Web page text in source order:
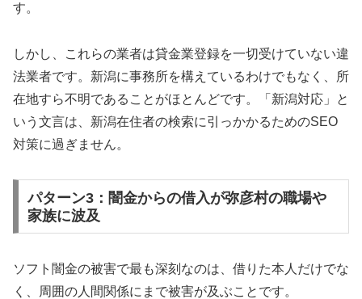
す。
しかし、これらの業者は貸金業登録を一切受けていない違
法業者です。新潟に事務所を構えているわけでもなく、所
在地すら不明であることがほとんどです。「新潟対応」と
いう文言は、新潟在住者の検索に引っかかるためのSEO
対策に過ぎません。
パターン3：闇金からの借入が弥彦村の職場や
家族に波及
ソフト闇金の被害で最も深刻なのは、借りた本人だけでな
く、周囲の人間関係にまで被害が及ぶことです。